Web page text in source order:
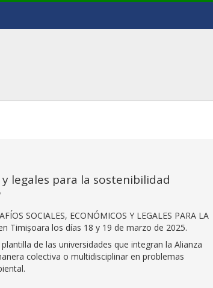
legales para la sostenibilidad
SOCIALES, ECONÓMICOS Y LEGALES PARA LA
Timișoara los días 18 y 19 de marzo de 2025.
de las universidades que integran la Alianza
colectiva o multidisciplinar en problemas